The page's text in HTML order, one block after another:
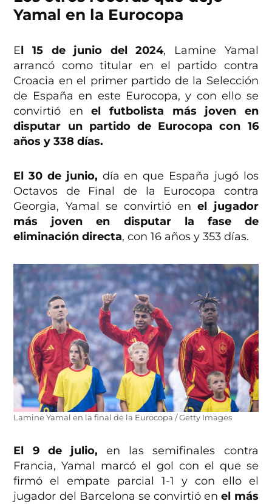
Yamal en la Eurocopa
El 15 de junio del 2024, Lamine Yamal
arrancó como titular en el partido contra
Croacia en el primer partido de la Selección
de España en este Eurocopa, y con ello se
convirtió enel futbolista más joven en
disputar un partido de Eurocopa con 16
años y 338 días.
El 30 de junio, día en que España jugó los
Octavos de Final de la Eurocopa contra
Georgia, Yamal se convirtió en el jugador
más joven en disputar la fase de
eliminación directa, con 16 años y 353 días.
Lamine Yamal en la final de la Eurocopa / Getty Images
El 9 de julio,en las semifinales contra
Francia, Yamal marcó el gol con el que se
firmó el empate parcial 1-1 y con ello el
jugador del Barcelona se convirtió enel más